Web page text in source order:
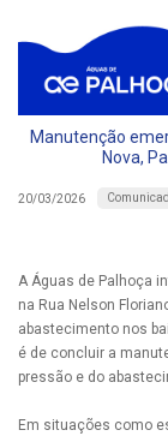
Manutenção
Nova,
20/03/2026
A Águas de Palhoça
na Rua Nelson
abastecimento nos
é de concluir a
pressão e do
Em situações como